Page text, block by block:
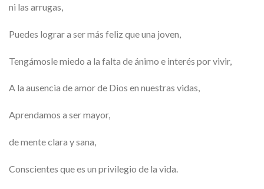
ni las arrugas,
Puedes lograr a ser más feliz que una joven,
Tengámosle miedo a la falta de ánimo e interés por vivir,
A la ausencia de amor de Dios en nuestras vidas,
Aprendamos a ser mayor,
de mente clara y sana,
Conscientes que es un privilegio de la vida.